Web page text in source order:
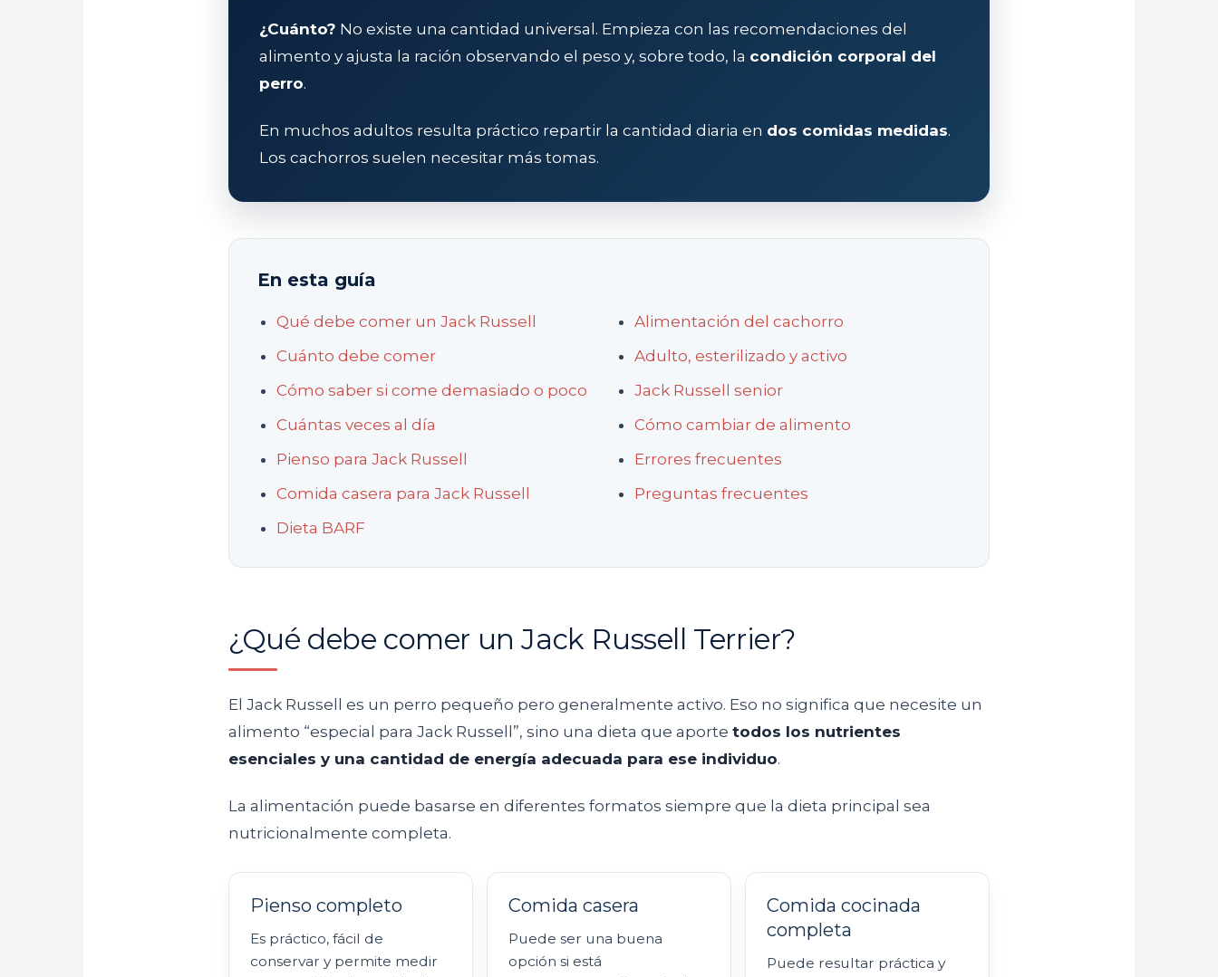
¿Cuánto? No existe una cantidad universal. Empieza con las recomendaciones del
alimento y ajusta la ración observando el peso y, sobre todo, la condición corporal del
perro.
En muchos adultos resulta práctico repartir la cantidad diaria en dos comidas medidas.
Los cachorros suelen necesitar más tomas.
En esta guía
Qué debe comer un Jack Russell
Cuánto debe comer
Cómo saber si come demasiado o poco
Cuántas veces al día
Pienso para Jack Russell
Comida casera para Jack Russell
Dieta BARF
Alimentación del cachorro
Adulto, esterilizado y activo
Jack Russell senior
Cómo cambiar de alimento
Errores frecuentes
Preguntas frecuentes
¿Qué debe comer un Jack Russell Terrier?
El Jack Russell es un perro pequeño pero generalmente activo. Eso no significa que necesite un
alimento “especial para Jack Russell”, sino una dieta que aporte todos los nutrientes
esenciales y una cantidad de energía adecuada para ese individuo.
La alimentación puede basarse en diferentes formatos siempre que la dieta principal sea
nutricionalmente completa.
Pienso completo
Es práctico, fácil de
conservar y permite medir
Comida casera
Puede ser una buena
opción si está
Comida cocinada
completa
Puede resultar práctica y